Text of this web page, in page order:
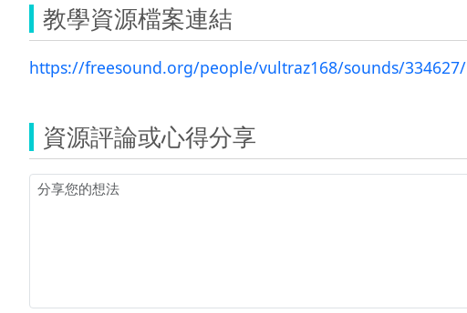
教學資源檔案連結
https://freesound.org/people/vultraz168/sounds/334627/
資源評論或心得分享